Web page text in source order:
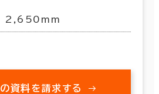
2,650mm
資料を請求する